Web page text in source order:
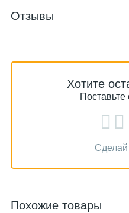
Отзывы
Хотите
Похожие товары